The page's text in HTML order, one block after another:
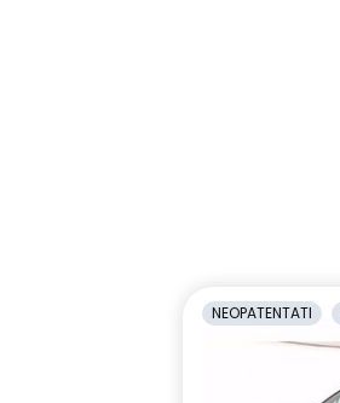
NEOPATENTATI